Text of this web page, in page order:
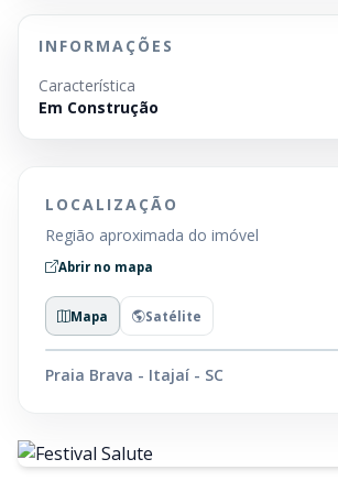
INFORMAÇÕES
Característica
Em Construção
LOCALIZAÇÃO
Região aproximada do imóvel
Abrir no mapa
Mapa Satélite
Praia Brava - Itajaí - SC